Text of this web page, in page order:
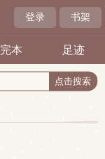
登录 书架
完本 足迹